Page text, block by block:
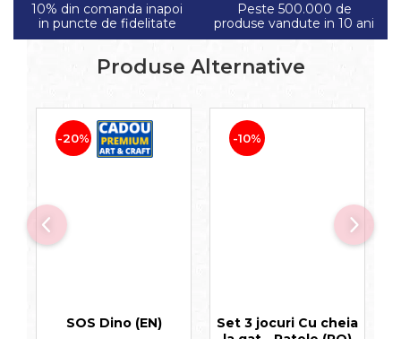
10% din comanda inapoi
in puncte de fidelitate
Peste 500.000 de
produse vandute in 10 ani
Produse Alternative
-20%
SOS Dino (EN)
-10%
Set 3 jocuri Cu cheia